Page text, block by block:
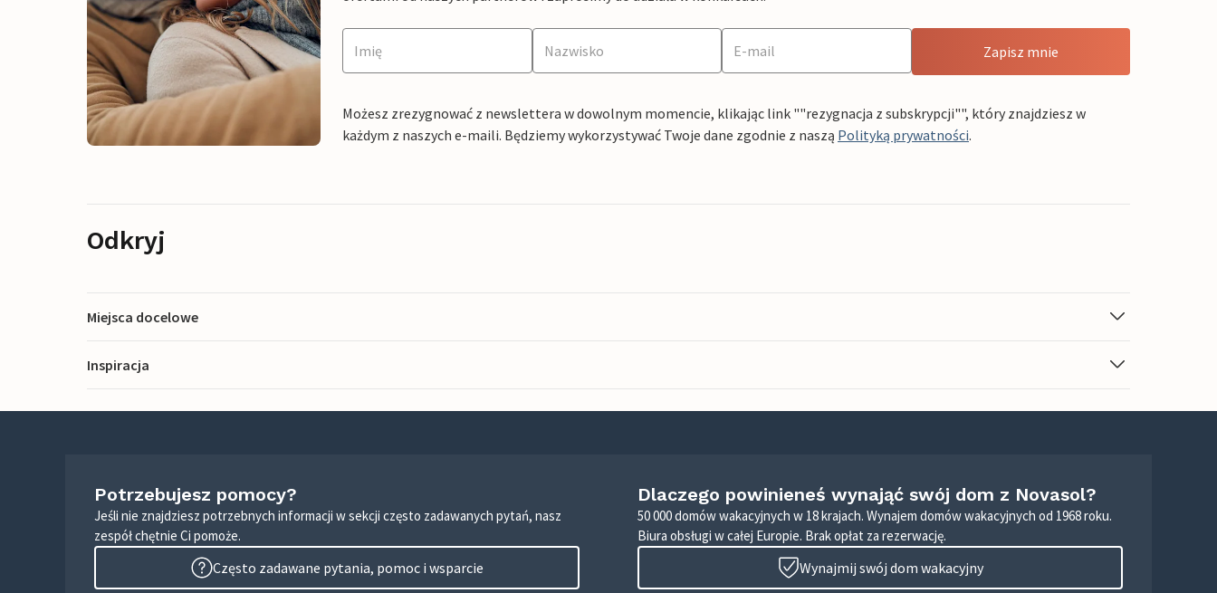
Zapisz mnie
Możesz zrezygnować z newslettera w dowolnym momencie, klikając link ""rezygnacja z subskrypcji"", który znajdziesz w
każdym z naszych e-maili. Będziemy wykorzystywać Twoje dane zgodnie z naszą Polityką prywatności.
Odkryj
Miejsca docelowe
Inspiracja
Potrzebujesz pomocy?
Jeśli nie znajdziesz potrzebnych informacji w sekcji często zadawanych pytań, nasz
zespół chętnie Ci pomoże.
Często zadawane pytania, pomoc i wsparcie
Dlaczego powinieneś wynająć swój dom z Novasol?
50 000 domów wakacyjnych w 18 krajach. Wynajem domów wakacyjnych od 1968 roku.
Biura obsługi w całej Europie. Brak opłat za rezerwację.
Wynajmij swój dom wakacyjny